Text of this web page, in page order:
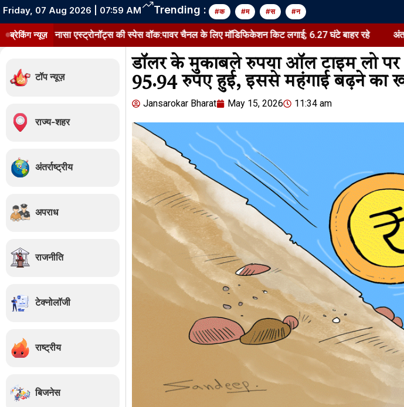
Friday, 07 Aug 2026 | 07:59 AM Trending : #क #म #स #न
ब्रेकिंग न्यूज़
एस्ट्रोनॉट्स की स्पेस वॉक:पावर चैनल के लिए मॉडिफिकेशन किट लगाई; 6.27 घंटे बाहर रहे अंतरिक्ष स्टेशन
टॉप न्यूज़
राज्य-शहर
अंतर्राष्ट्रीय
अपराध
राजनीति
टेक्नोलॉजी
राष्ट्रीय
बिजनेस
डॉलर के मुकाबले रुपया ऑल टाइम लो पर
95.94 रुपए हुई, इससे महंगाई बढ़ने का
Jansarokar Bharat May 15, 2026 11:34 am
Jansarokar Bharat
Salman Khan
Court Notice
August 7, 2026 /
5:00 am
शेयर करें -